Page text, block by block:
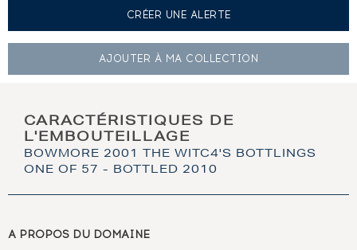
CRÉER UNE ALERTE
AJOUTER À MA COLLECTION
CARACTÉRISTIQUES DE
L'EMBOUTEILLAGE
BOWMORE 2001 THE WITC4'S BOTTLINGS
ONE OF 57 - BOTTLED 2010
A PROPOS DU DOMAINE